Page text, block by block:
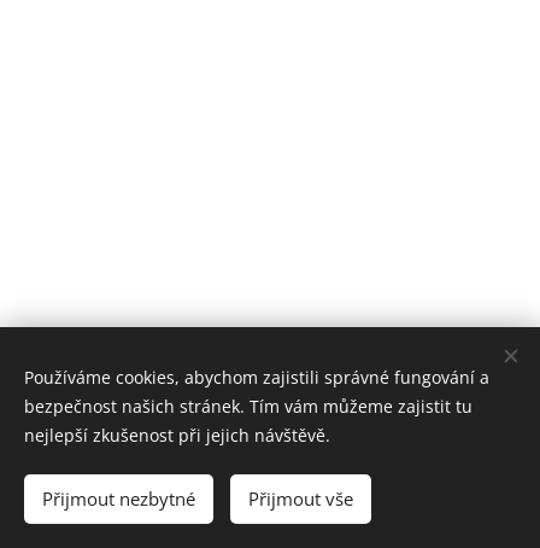
Používáme cookies, abychom zajistili správné fungování a
bezpečnost našich stránek. Tím vám můžeme zajistit tu
nejlepší zkušenost při jejich návštěvě.
Přijmout nezbytné Přijmout vše